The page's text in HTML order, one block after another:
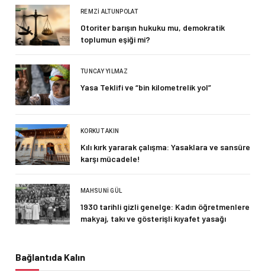
REMZI ALTUNPOLAT
Otoriter barışın hukuku mu, demokratik
toplumun eşiği mi?
TUNCAY YILMAZ
Yasa Teklifi ve “bin kilometrelik yol”
KORKUT AKIN
Kılı kırk yararak çalışma: Yasaklara ve sansüre
karşı mücadele!
MAHSUNI GÜL
1930 tarihli gizli genelge: Kadın öğretmenlere
makyaj, takı ve gösterişli kıyafet yasağı
Bağlantıda Kalın